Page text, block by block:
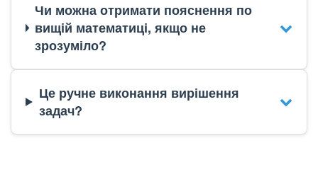
Чи можна отримати пояснення по
вищій математиці, якщо не
зрозуміло?
Це ручне виконання вирішення
задач?